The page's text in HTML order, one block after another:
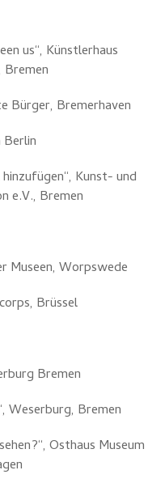
us“, Künstlerhaus
Bürger, Bremerhaven
Berlin
Kunst- und
e.V., Bremen
Museen, Worpswede
Brüssel
Bremen
Weserburg, Bremen
Osthaus Museum